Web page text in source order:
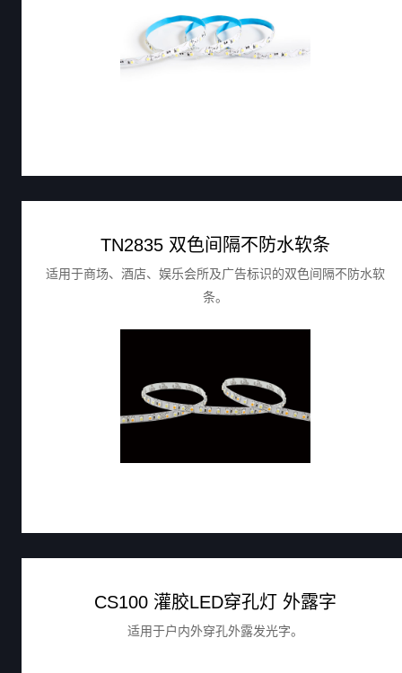
TN2835 双色间隔不防水软条
适用于商场、酒店、娱乐会所及广告标识的双色间隔不防水软
条。
CS100 灌胶LED穿孔灯 外露字
适用于户内外穿孔外露发光字。